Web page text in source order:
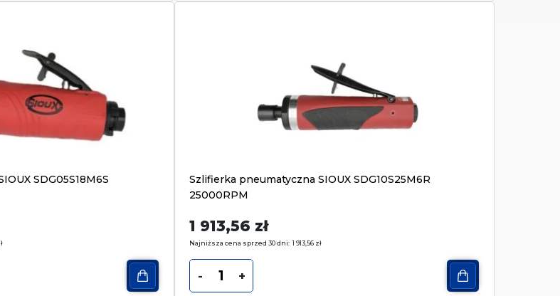
SDG05S18M6S
Szlifierka pneumatyczna SIOUX SDG10S25M6R
25000RPM
1 913,56 zł
Najniższa cena sprzed 30 dni:1 913,56 zł
- +